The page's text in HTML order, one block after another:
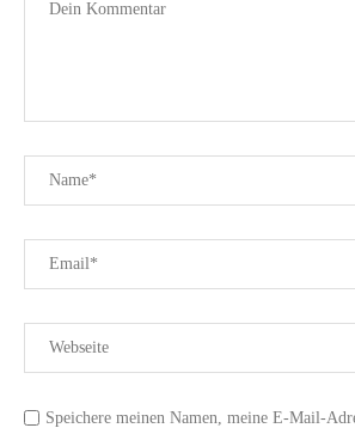
Speichere meinen Namen, meine E-Mail-